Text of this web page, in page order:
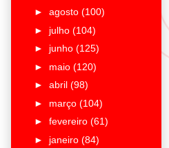
► agosto (100)
► julho (104)
► junho (125)
► maio (120)
► abril (98)
► março (104)
► fevereiro (61)
► janeiro (84)